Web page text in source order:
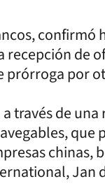
confirmó
de
por
través de
chinas,
Jan